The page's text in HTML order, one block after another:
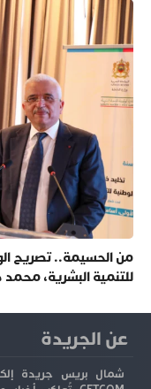
من الحسيمة.. تصريح
للتنمية البشرية،
عن الجريدة
شمال بريس جريدة